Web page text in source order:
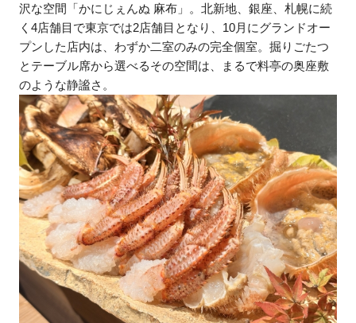
沢な空間「かにじぇんぬ 麻布」。北新地、銀座、札幌に続
く4店舗目で東京では2店舗目となり、10月にグランドオー
プンした店内は、わずか二室のみの完全個室。掘りごたつ
とテーブル席から選べるその空間は、まるで料亭の奥座敷
のような静謐さ。